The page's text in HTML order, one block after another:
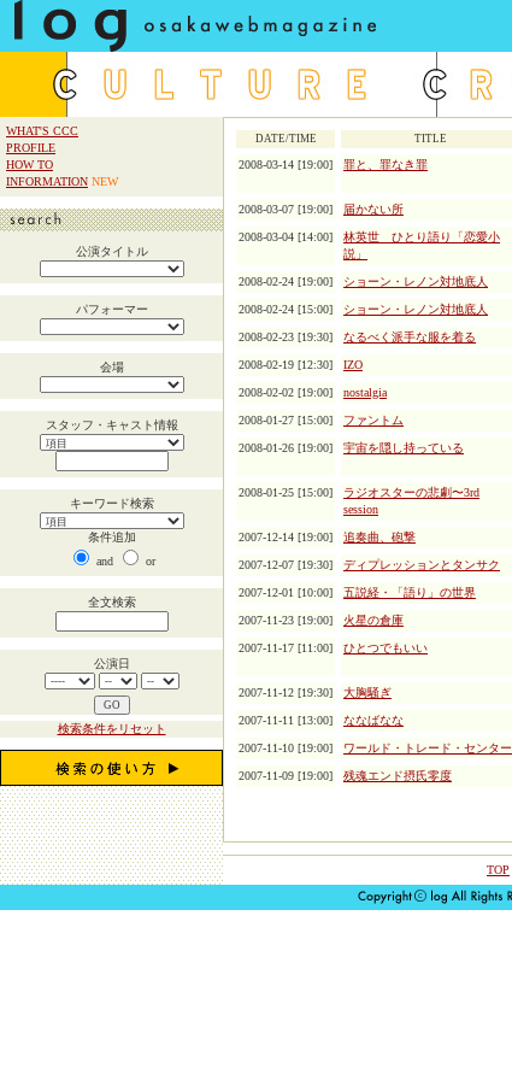
WHAT'S CCC
PROFILE
HOW TO
INFORMATION NEW
公演タイトル
パフォーマー
会場
スタッフ・キャスト情報
キーワード検索
条件追加
and
or
全文検索
公演日
検索条件をリセット
DATE/TIME TITLE
2008-03-14 [19:00] 罪と、罪なき罪
2008-03-07 [19:00] 届かない所
2008-03-04 [14:00]
林英世 ひとり語り「恋愛小
説」
2008-02-24 [19:00] ショーン・レノン対地底人
2008-02-24 [15:00] ショーン・レノン対地底人
2008-02-23 [19:30] なるべく派手な服を着る
2008-02-19 [12:30] IZO
2008-02-02 [19:00] nostalgia
2008-01-27 [15:00] ファントム
2008-01-26 [19:00] 宇宙を隠し持っている
2008-01-25 [15:00]
ラジオスターの悲劇〜3rd
session
2007-12-14 [19:00] 追奏曲、砲撃
2007-12-07 [19:30] ディプレッションとタンサク
2007-12-01 [10:00] 五説経・「語り」の世界
2007-11-23 [19:00] 火星の倉庫
2007-11-17 [11:00] ひとつでもいい
2007-11-12 [19:30] 大胸騒ぎ
2007-11-11 [13:00] ななばなな
2007-11-10 [19:00] ワールド・トレード・センター
2007-11-09 [19:00] 残魂エンド摂氏零度
TOP